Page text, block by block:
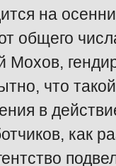
на
общего
Мохов,
что
в
как